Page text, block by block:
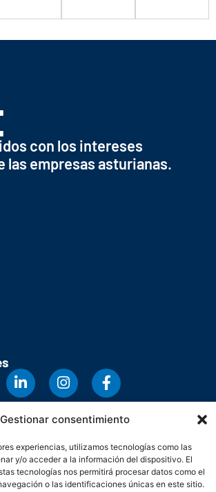
Gestionar consentimiento
experiencias, utilizamos tecnologías como las
y/o acceder a la información del dispositivo. El
tecnologías nos permitirá procesar datos como el
o las identificaciones únicas en este sitio.
con los intereses
las empresas asturianas.